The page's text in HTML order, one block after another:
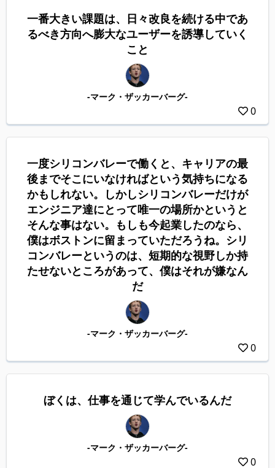
0
一番大きい課題は、日々改良を続ける中であ
るべき方向へ膨大なユーザーを誘導していく
こと
-マーク・ザッカーバーグ-
0
一度シリコンバレーで働くと、キャリアの最
後までそこにいなければという気持ちになる
かもしれない。しかしシリコンバレーだけが
エンジニア達にとって唯一の場所かというと
そんな事はない。もしも今起業したのなら、
僕はボストンに留まっていただろうね。シリ
コンバレーというのは、短期的な視野しか持
たせないところがあって、僕はそれが嫌なん
だ
-マーク・ザッカーバーグ-
0
ぼくは、仕事を通じて学んでいるんだ
-マーク・ザッカーバーグ-